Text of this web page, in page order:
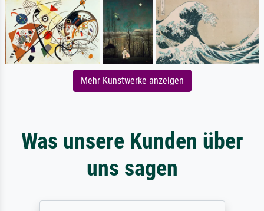
Mehr Kunstwerke anzeigen
Was unsere Kunden über
uns sagen